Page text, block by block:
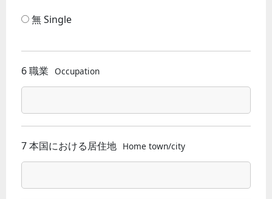
無 Single
6 職業 Occupation
7 本国における居住地 Home town/city